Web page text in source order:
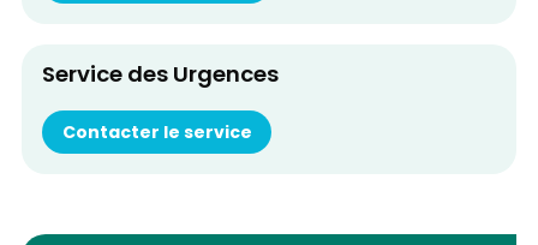
Service des Urgences
Contacter le service